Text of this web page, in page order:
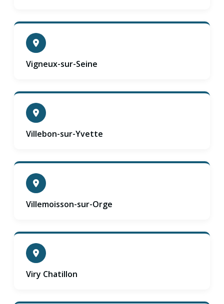
Vigneux-sur-Seine
Villebon-sur-Yvette
Villemoisson-sur-Orge
Viry Chatillon